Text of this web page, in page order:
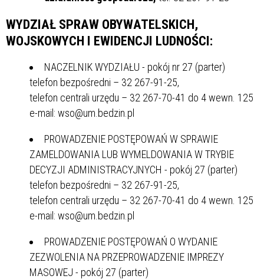
WYDZIAŁ SPRAW OBYWATELSKICH,
WOJSKOWYCH I EWIDENCJI LUDNOŚCI:
NACZELNIK WYDZIAŁU - pokój nr 27 (parter)
telefon bezpośredni – 32 267-91-25,
telefon centrali urzędu – 32 267-70-41 do 4 wewn. 125
e-mail: wso@um.bedzin.pl
PROWADZENIE POSTĘPOWAŃ W SPRAWIE
ZAMELDOWANIA LUB WYMELDOWANIA W TRYBIE
DECYZJI ADMINISTRACYJNYCH - pokój 27 (parter)
telefon bezpośredni – 32 267-91-25,
telefon centrali urzędu – 32 267-70-41 do 4 wewn. 125
e-mail: wso@um.bedzin.pl
PROWADZENIE POSTĘPOWAŃ O WYDANIE
ZEZWOLENIA NA PRZEPROWADZENIE IMPREZY
MASOWEJ - pokój 27 (parter)